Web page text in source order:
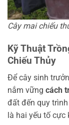
Cây mai chiếu
Kỹ Thuật
Chiếu Thủy
Để cây sinh
nắm vững cách
đất đến quy
là hai yếu tố cực